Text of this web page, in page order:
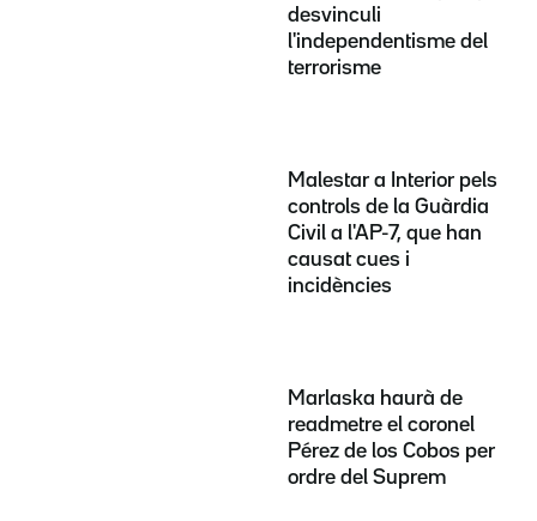
desvinculi
l'independentisme del
terrorisme
Malestar a Interior pels
controls de la Guàrdia
Civil a l'AP-7, que han
causat cues i
incidències
Marlaska haurà de
readmetre el coronel
Pérez de los Cobos per
ordre del Suprem